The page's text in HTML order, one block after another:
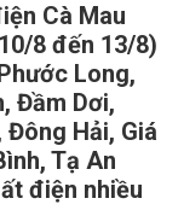
Cà Mau
8 đến 13/8)
Long,
Đầm Dơi,
Đông Hải, Giá
Tạ An
điện nhiều